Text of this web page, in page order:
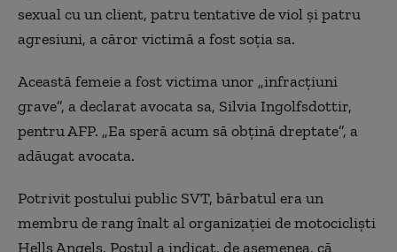
sexual cu un client, patru tentative de viol şi patru
agresiuni, a căror victimă a fost soţia sa.
Această femeie a fost victima unor „infracţiuni
grave”, a declarat avocata sa, Silvia Ingolfsdottir,
pentru AFP. „Ea speră acum să obţină dreptate”, a
adăugat avocata.
Potrivit postului public SVT, bărbatul era un
membru de rang înalt al organizaţiei de motociclişti
Hells Angels. Postul a indicat, de asemenea, că